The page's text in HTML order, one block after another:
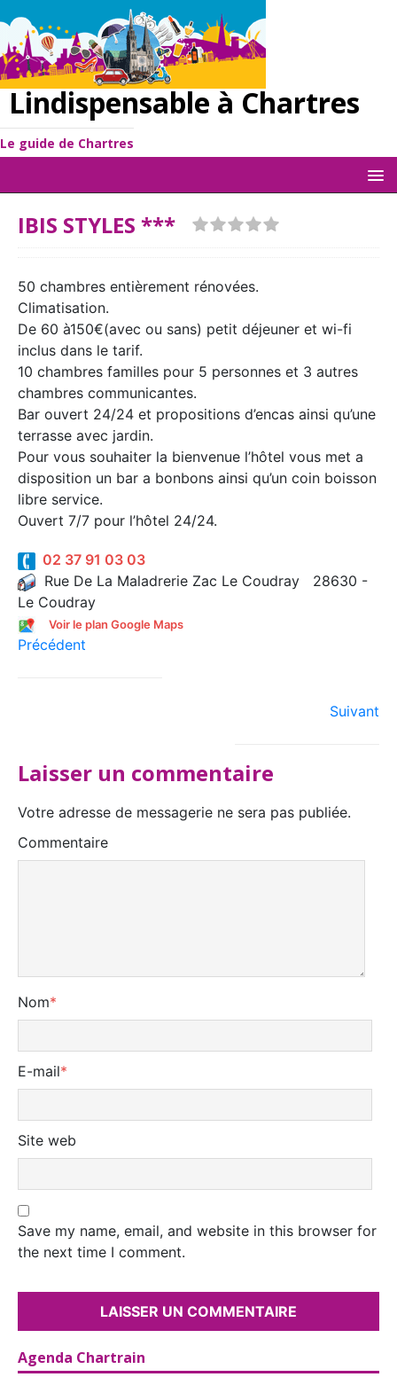
Lindispensable à Chartres
Le guide de Chartres
IBIS STYLES ***
50 chambres entièrement rénovées.
Climatisation.
De 60 à150€(avec ou sans) petit déjeuner et wi-fi
inclus dans le tarif.
10 chambres familles pour 5 personnes et 3 autres
chambres communicantes.
Bar ouvert 24/24 et propositions d’encas ainsi qu’une
terrasse avec jardin.
Pour vous souhaiter la bienvenue l’hôtel vous met a
disposition un bar a bonbons ainsi qu’un coin boisson
libre service.
Ouvert 7/7 pour l’hôtel 24/24.
02 37 91 03 03
Rue De La Maladrerie Zac Le Coudray 28630 -
Le Coudray
Voir le plan Google Maps
Précédent
Suivant
Laisser un commentaire
Votre adresse de messagerie ne sera pas publiée.
Commentaire
Nom*
E-mail*
Site web
Save my name, email, and website in this browser for
the next time I comment.
Agenda Chartrain